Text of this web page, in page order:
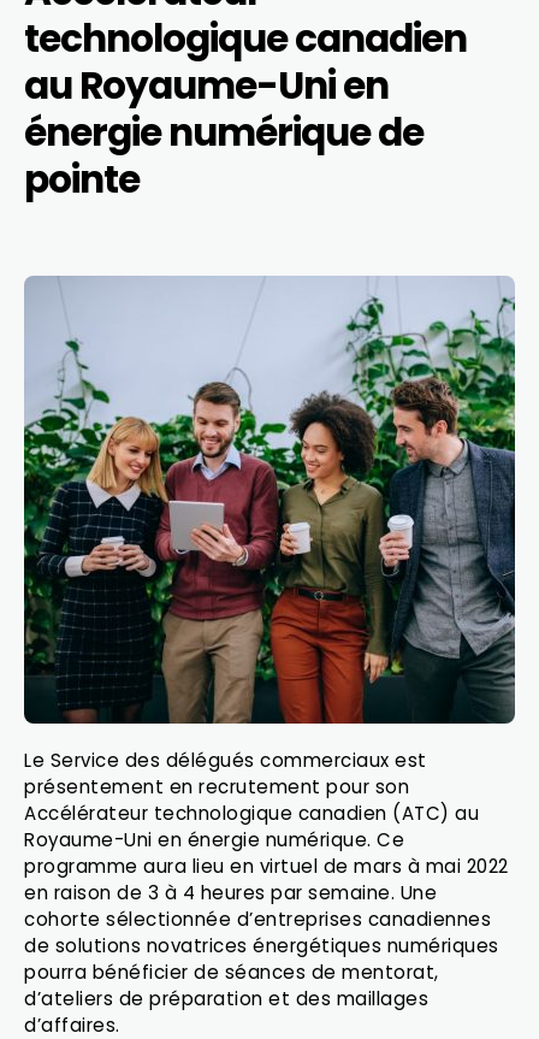
technologique canadien
au Royaume-Uni en
énergie numérique de
pointe
Le Service des délégués commerciaux est
présentement en recrutement pour son
Accélérateur technologique canadien (ATC) au
Royaume-Uni en énergie numérique. Ce
programme aura lieu en virtuel de mars à mai 2022
en raison de 3 à 4 heures par semaine. Une
cohorte sélectionnée d’entreprises canadiennes
de solutions novatrices énergétiques numériques
pourra bénéficier de séances de mentorat,
d’ateliers de préparation et des maillages
d’affaires.